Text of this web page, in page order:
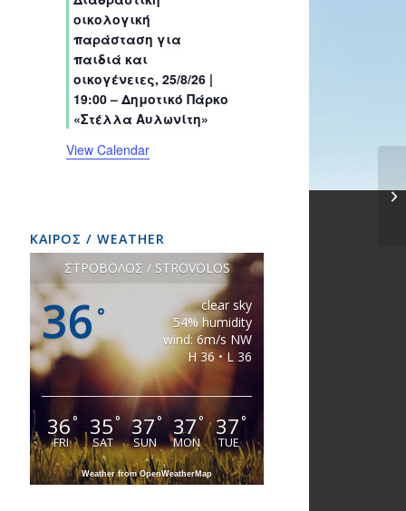
sssss
t
s
t
s
t
s
t
s
t
s
t
s
οικολογική
παράσταση για
παιδιά και
οικογένειες, 25/8/26 |
19:00 – Δημοτικό Πάρκο
«Στέλλα Αυλωνίτη»
View Calendar
ΚΑΙΡΟΣ / WEATHER
ΣΤΡΟΒΟΛΟΣ / STROVOLOS
36 °
clear sky
54% humidity
wind: 6m/s NW
H 36 • L 36
36°
FRI
35°
SAT
37°
SUN
37°
MON
37°
TUE
Weather from OpenWeatherMap